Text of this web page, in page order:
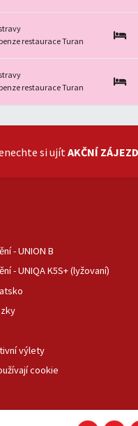
restaurace Turan
restaurace Turan
si ujítAKČNÍ
- UNION B
- UNIQA K5S+ (lyžovaní)
výlety
cookie